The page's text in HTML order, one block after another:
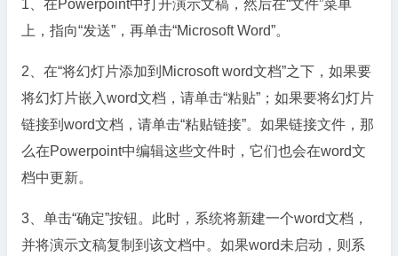
1、在Powerpoint中打开演示文稿，然后在“文件”菜单
上，指向“发送”，再单击“Microsoft Word”。
2、在“将幻灯片添加到Microsoft word文档”之下，如果要
将幻灯片嵌入word文档，请单击“粘贴”；如果要将幻灯片
链接到word文档，请单击“粘贴链接”。如果链接文件，那
么在Powerpoint中编辑这些文件时，它们也会在word文
档中更新。
3、单击“确定”按钮。此时，系统将新建一个word文档，
并将演示文稿复制到该文档中。如果word未启动，则系